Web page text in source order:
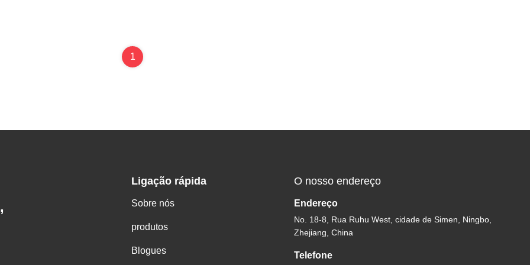
1
Ligação rápida
Sobre nós
produtos
Blogues
O nosso endereço
Endereço
No. 18-8, Rua Ruhu West, cidade de Simen, Ningbo,
Zhejiang, China
Telefone